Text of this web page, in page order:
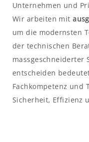
Unternehmen und
Wir arbeiten mit
um die modernsten
der technischen
massgeschneiderter
entscheiden
Fachkompetenz und
Sicherheit, Effizienz